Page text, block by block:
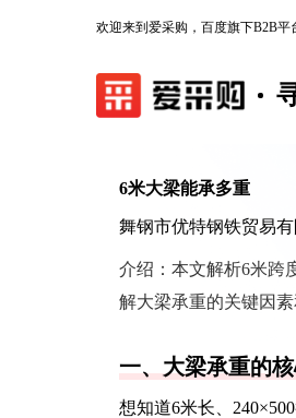
欢迎来到爱采购，百度旗下B2B平
6米大梁能承多重
舞钢市优特钢铁贸易有
介绍： 本文解析6米跨
解大梁承重的关键因素
一、大梁承重的
想知道6米长、